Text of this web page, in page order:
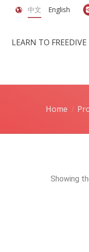
中文 English
LEARN TO FREEDIVE
Home
Showing